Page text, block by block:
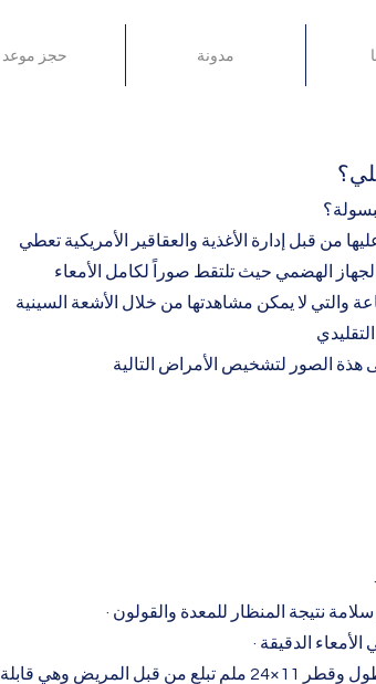
حجز موعد مدونة
من قبل إدارة الأغذية والعقاقير الأمريكية تعطي
الهضمي حيث تلتقط صوراً لكامل الأمعاء
على مدى 12 ساعة والتي لا يمكن مشاهدتها من خلال الأشعة السينية
نتيجة المنظار للمعدة والقولون
الدقيقة
ان حجم الكبسولة هي بطول وقطر 11×24 ملم تبلع من قبل المريض وهي قابلة